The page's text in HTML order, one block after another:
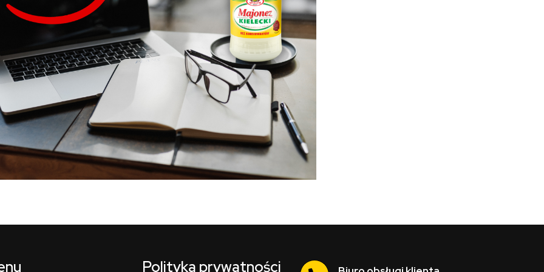
Polityka prywatności